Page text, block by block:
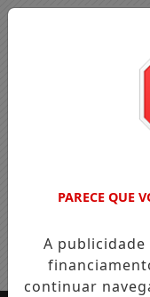
PARECE QUE
A
continuar